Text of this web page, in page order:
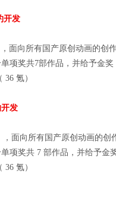
开发
向所有国产原创动画的创
项奖共7部作品，并给予金
氪）
发
向所有国产原创动画的创
项奖共 7 部作品，并给予
氪）